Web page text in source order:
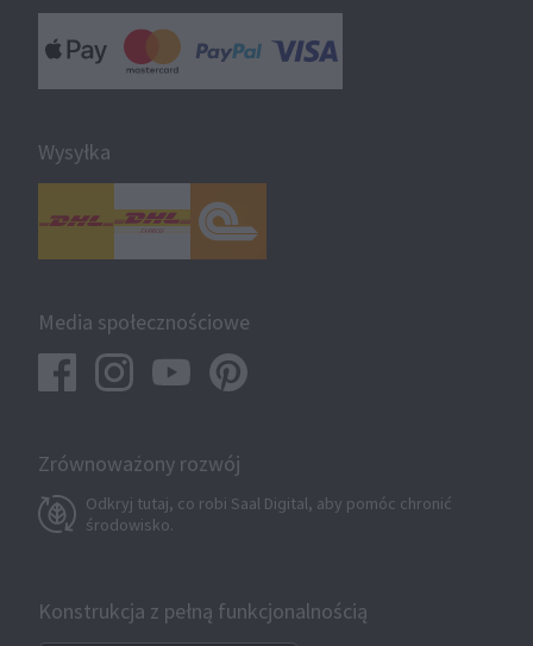
Wysyłka
Media społecznościowe
Zrównoważony rozwój
Odkryj tutaj, co robi Saal Digital, aby pomóc chronić
środowisko.
Konstrukcja z pełną funkcjonalnością